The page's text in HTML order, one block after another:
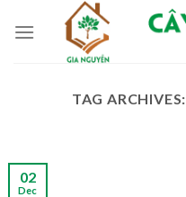
TAG ARCHIVES:
02
Dec